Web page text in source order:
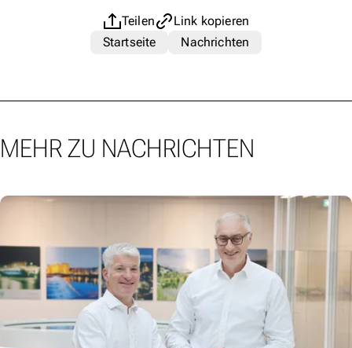
Teilen
Link kopieren
Startseite
Nachrichten
MEHR ZU NACHRICHTEN